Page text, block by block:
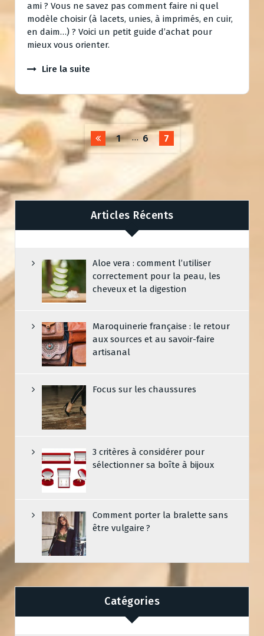
ami ? Vous ne savez pas comment faire ni quel
modèle choisir (à lacets, unies, à imprimés, en cuir,
en daim…) ? Voici un petit guide d’achat pour
mieux vous orienter.
Lire la suite
1 … 6 7
Articles Récents
Aloe vera : comment l’utiliser
correctement pour la peau, les
cheveux et la digestion
Maroquinerie française : le retour
aux sources et au savoir-faire
artisanal
Focus sur les chaussures
3 critères à considérer pour
sélectionner sa boîte à bijoux
Comment porter la bralette sans
être vulgaire ?
Catégories